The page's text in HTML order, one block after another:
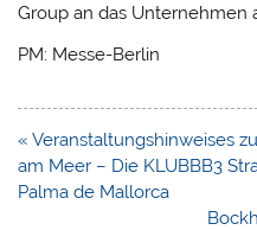
Group an das Unternehmen
PM: Messe-Berlin
Beitragsnavigation
« Veranstaltungshinweises
am Meer – Die KLUBBB3
Palma de Mallorca